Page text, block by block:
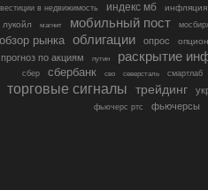
в недвижимость индекс мб
инфляция
лукойл
магнит мобильный пост
обзор рынка облигации опрос
прогноз по акциям путин раскрытие
сбер сбербанк сво северсталь смартлаб
торговые сигналы трейдинг
фьючерс ртс фьючерсы